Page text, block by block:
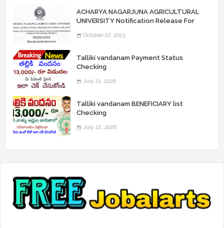
ACHARYA NAGARJUNA AGRICULTURAL
UNIVERSITY Notification Release For
October 07, 2023
Talliki vandanam Payment Status
Checking
July 21, 2026
Talliki vandanam BENEFICIARY list
Checking
July 22, 2026